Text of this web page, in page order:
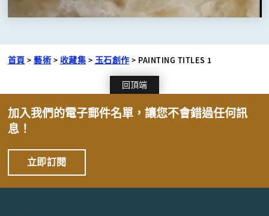
首頁 > 藝術 > 收藏集 > 玉石創作 > PAINTING TITLES 1
回頂端
加入我們的電子郵件名單，讓您不會錯過任何訊
息！
立即訂閱